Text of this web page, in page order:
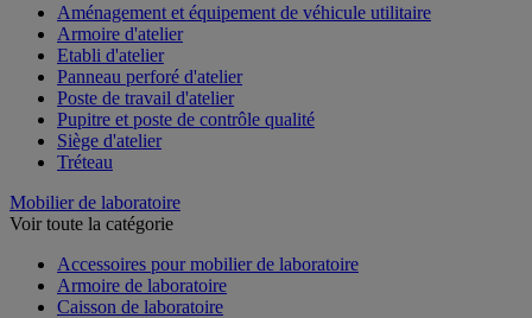
Aménagement et équipement de véhicule utilitaire
Armoire d'atelier
Etabli d'atelier
Panneau perforé d'atelier
Poste de travail d'atelier
Pupitre et poste de contrôle qualité
Siège d'atelier
Tréteau
Mobilier de laboratoire
Voir toute la catégorie
Accessoires pour mobilier de laboratoire
Armoire de laboratoire
Caisson de laboratoire